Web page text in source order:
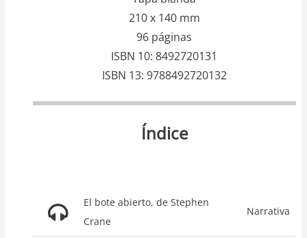
210 x 140 mm
96 páginas
ISBN 10 8492720131
ISBN 13 9788492720132
Índice
El bote abierto, de Stephen
Crane
Narrativa